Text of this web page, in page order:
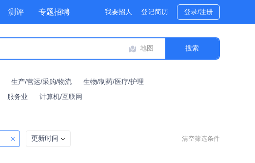
测评 专题招聘 我要招人 登记简历 登录/注册
地图
生产/营运/采购/物流
生物/制药/医疗/护理
服务业 计算机/互联网
更新时间 清空筛选条件